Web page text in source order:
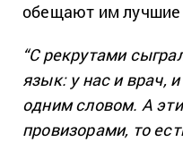
обещают им лучшие
“С рекрутами
язык: у нас и врач,
одним словом. А
провизорами, то